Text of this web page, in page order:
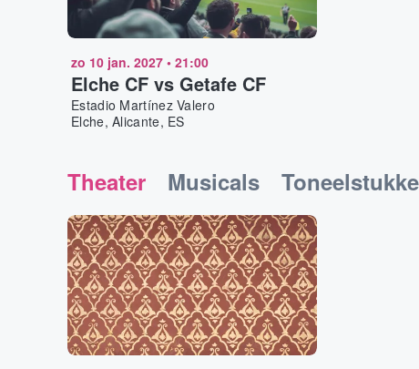
zo 10 jan. 2027 • 21:00
Elche CF vs Getafe CF
Estadio Martínez Valero
Elche, Alicante, ES
Theater Musicals